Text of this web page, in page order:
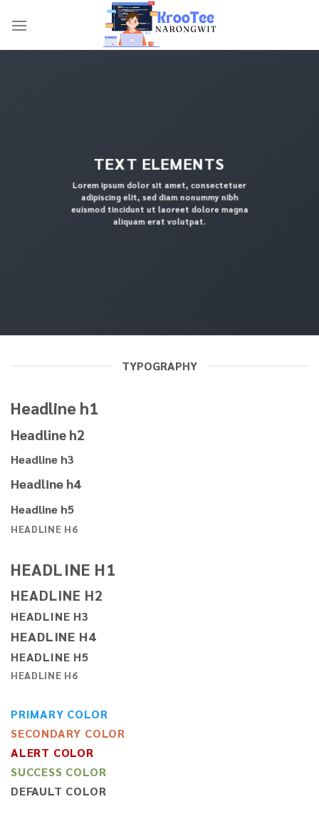
TEXT ELEMENTS
Lorem ipsum dolor sit amet, consectetuer
adipiscing elit, sed diam nonummy nibh
euismod tincidunt ut laoreet dolore magna
aliquam erat volutpat.
TYPOGRAPHY
Headline h1
Headline h2
Headline h3
Headline h4
Headline h5
HEADLINE H6
HEADLINE H1
HEADLINE H2
HEADLINE H3
HEADLINE H4
HEADLINE H5
HEADLINE H6
PRIMARY COLOR
SECONDARY COLOR
ALERT COLOR
SUCCESS COLOR
DEFAULT COLOR